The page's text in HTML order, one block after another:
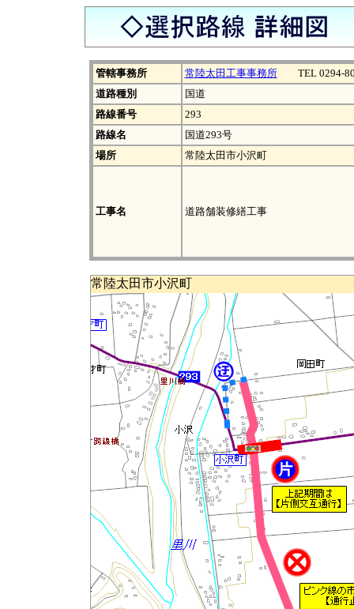
管轄事務所 常陸太田工事事務所TEL 0294-
道路種別
国道
路線番号
293
路線名
国道293号
場所
常陸太田市小沢町
工事名 道路舗装修繕工事
常陸太田市小沢町